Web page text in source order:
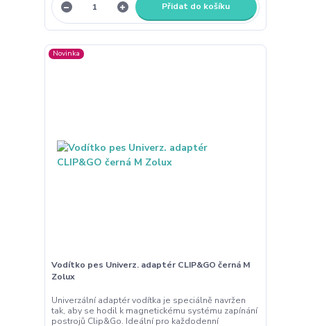
Přidat do košíku
Novinka
Vodítko pes Univerz. adaptér CLIP&GO černá M
Zolux
Univerzální adaptér vodítka je speciálně navržen
tak, aby se hodil k magnetickému systému zapínání
postrojů Clip&Go. Ideální pro každodenní